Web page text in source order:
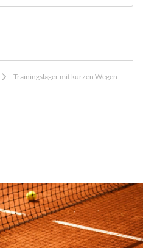
Trainingslager mit kurzen Wegen